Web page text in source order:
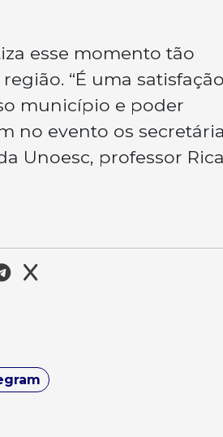
esse momento tão
“É uma satisfação
município e poder
no evento os
Unoesc, professor